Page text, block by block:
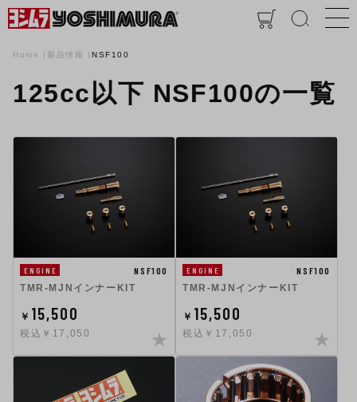
Home 製品情報 NSF100
125cc以下 NSF100の一覧
ENGINE
NSF100
TMR-MJNインナーKIT
￥ 15,500
税込￥17,050
ENGINE
NSF100
TMR-MJNインナーKIT
￥ 15,500
税込￥17,050